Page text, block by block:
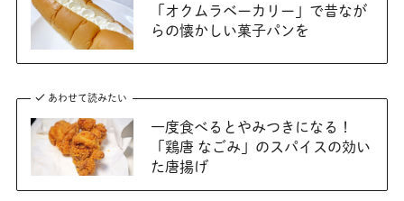
「オクムラベーカリー」で昔なが
らの懐かしい菓子パンを
あわせて読みたい
一度食べるとやみつきになる！
「鶏唐 なごみ」のスパイスの効い
た唐揚げ